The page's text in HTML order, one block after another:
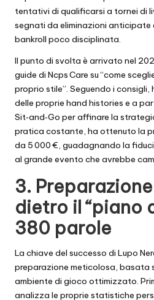
tentativi di qualificarsi a tornei di
segnati da eliminazioni anticipate
bankroll poco disciplinata.
Il punto di svolta è arrivato nel
guide di Ncps Care su “come
proprio stile”. Seguendo i
delle proprie hand histories e a
Sit‑and‑Go per affinare la
pratica costante, ha ottenuto la
da 5 000 €, guadagnando la
al grande evento che avrebbe
3.
dietro il “piano
380 parole
La chiave del successo di Lupo
preparazione meticolosa, basata
ambiente di gioco ottimizzato.
analizza le proprie statistiche